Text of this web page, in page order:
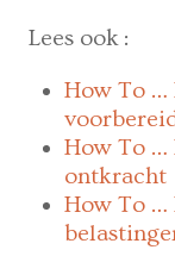
Lees ook :
How To …
How To …
ontkracht
How To …